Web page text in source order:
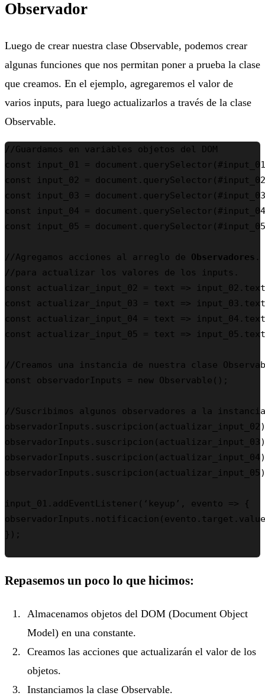
Observador
Luego de crear nuestra clase Observable, podemos crear
algunas funciones que nos permitan poner a prueba la clase
que creamos. En el ejemplo, agregaremos el valor de
varios inputs, para luego actualizarlos a través de la clase
Observable.
//Guardamos en variables objetos del DOM
const input_01 =
const input_02 =
const input_03 =
const input_04 =
const input_05 =
//Agregamos acciones al arreglo de Observadores .
//para actualizar los valores de los inputs.
const actualizar_input_02 = text =>
const actualizar_input_03 = text =>
const actualizar_input_04 = text =>
const actualizar_input_05 = text =>
//Creamos una instancia de nuestra clase
const observadorInputs = new Observable();
//Suscribimos algunos observadores a la instancia
input_01.addEventListener(‘keyup’, evento => {
});
Repasemos un poco lo que hicimos:
Almacenamos objetos del DOM (Document Object
Model) en una constante.
Creamos las acciones que actualizarán el valor de los
objetos.
Instanciamos la clase Observable.